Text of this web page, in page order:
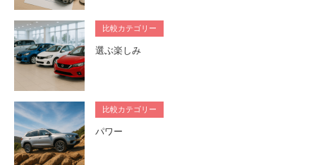
比較カテゴリー
選ぶ楽しみ
比較カテゴリー
パワー